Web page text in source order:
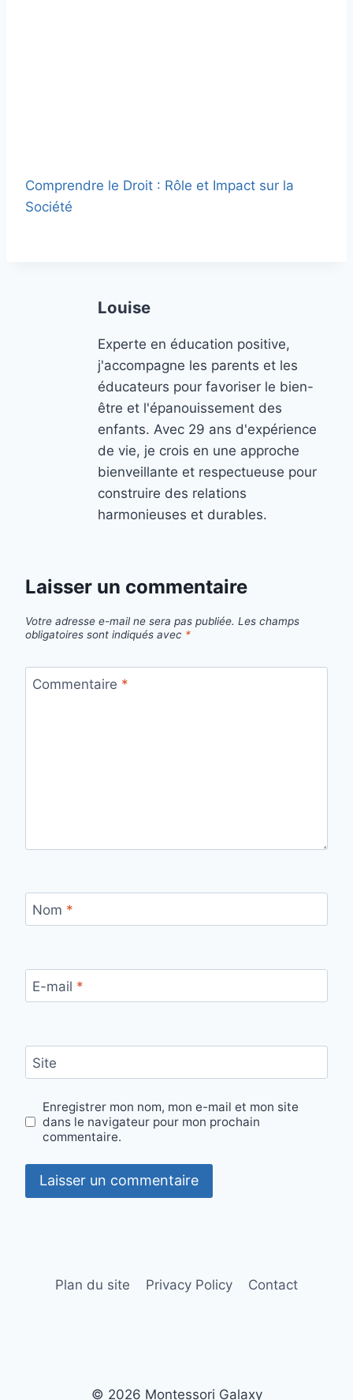
Comprendre le Droit : Rôle et Impact sur la
Société
Louise
Experte en éducation positive,
j'accompagne les parents et les
éducateurs pour favoriser le bien-
être et l'épanouissement des
enfants. Avec 29 ans d'expérience
de vie, je crois en une approche
bienveillante et respectueuse pour
construire des relations
harmonieuses et durables.
Laisser un commentaire
Votre adresse e-mail ne sera pas publiée. Les champs
obligatoires sont indiqués avec *
Commentaire *
Nom *
E-mail *
Site
Enregistrer mon nom, mon e-mail et mon site
dans le navigateur pour mon prochain
commentaire.
Plan du site Privacy Policy Contact
© 2026 Montessori Galaxy